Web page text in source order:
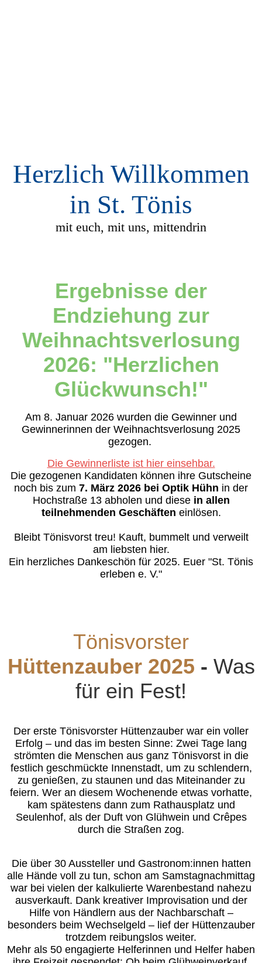
Herzlich Willkommen
in St. Tönis
mit euch, mit uns, mittendrin
Ergebnisse der
Endziehung zur
Weihnachtsverlosung
2026: "Herzlichen
Glückwunsch!"
Am 8. Januar 2026 wurden die Gewinner und
Gewinnerinnen der Weihnachtsverlosung 2025
gezogen.
Die Gewinnerliste ist hier einsehbar.
Die gezogenen Kandidaten können ihre Gutscheine
noch bis zum 7. März 2026 bei Optik Hühn in der
Hochstraße 13 abholen und diese in allen
teilnehmenden Geschäften einlösen.
Bleibt Tönisvorst treu! Kauft, bummelt und verweilt
am liebsten hier.
Ein herzliches Dankeschön für 2025. Euer "St. Tönis
erleben e. V."
Tönisvorster
Hüttenzauber 2025 - Was
für ein Fest!
Der erste Tönisvorster Hüttenzauber war ein voller
Erfolg – und das im besten Sinne: Zwei Tage lang
strömten die Menschen aus ganz Tönisvorst in die
festlich geschmückte Innenstadt, um zu schlendern,
zu genießen, zu staunen und das Miteinander zu
feiern. Wer an diesem Wochenende etwas vorhatte,
kam spätestens dann zum Rathausplatz und
Seulenhof, als der Duft von Glühwein und Crêpes
durch die Straßen zog.
Die über 30 Aussteller und Gastronom:innen hatten
alle Hände voll zu tun, schon am Samstagnachmittag
war bei vielen der kalkulierte Warenbestand nahezu
ausverkauft. Dank kreativer Improvisation und der
Hilfe von Händlern aus der Nachbarschaft –
besonders beim Wechselgeld – lief der Hüttenzauber
trotzdem reibungslos weiter.
Mehr als 50 engagierte Helferinnen und Helfer haben